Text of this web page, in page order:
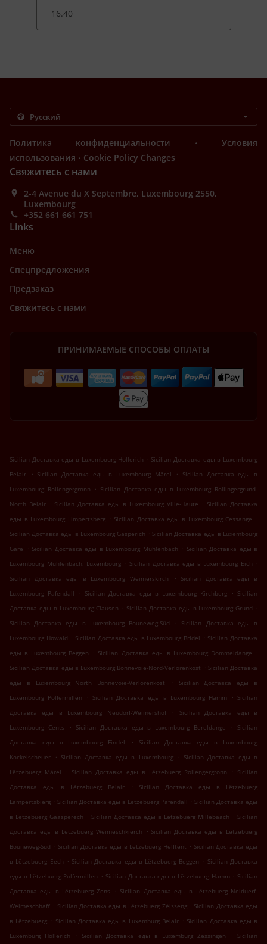
16.40
Политика конфиденциальности .
Условия
использования . Cookie Policy Changes
Свяжитесь с нами
2-4 Avenue du X Septembre, Luxembourg 2550,
Luxembourg
+352 661 661 751
Links
Меню
Спецпредложения
Предзаказ
Свяжитесь с нами
ПРИНИМАЕМЫЕ СПОСОБЫ ОПЛАТЫ
Sicilian Доставка еды в Luxembourg Hollerich . Sicilian Доставка еды в Luxembourg
Belair
. Sicilian Доставка еды в Luxembourg Märel .
Sicilian Доставка еды в
Luxembourg Rollengergronn
. Sicilian Доставка еды в Luxembourg Rollingergrund-
North Belair . Sicilian Доставка еды в Luxembourg Ville-Haute . Sicilian Доставка
еды в Luxembourg Limpertsberg . Sicilian Доставка еды в Luxembourg Cessange
.
Sicilian Доставка еды в Luxembourg Gasperich . Sicilian Доставка еды в Luxembourg
Gare
. Sicilian Доставка еды в Luxembourg Muhlenbach . Sicilian Доставка еды в
Luxembourg Muhlenbach, Luxembourg . Sicilian Доставка еды в Luxembourg Eich .
Sicilian Доставка еды в Luxembourg Weimerskirch
.
Sicilian Доставка еды в
Luxembourg Pafendall
. Sicilian Доставка еды в Luxembourg Kirchberg . Sicilian
Доставка еды в Luxembourg Clausen . Sicilian Доставка еды в Luxembourg Grund .
Sicilian Доставка еды в Luxembourg Bouneweg-Süd
.
Sicilian Доставка еды в
Luxembourg Howald . Sicilian Доставка еды в Luxembourg Bridel . Sicilian Доставка
еды в Luxembourg Beggen
. Sicilian Доставка еды в Luxembourg Dommeldange
.
Sicilian Доставка еды в Luxembourg Bonnevoie-Nord-Verlorenkost . Sicilian Доставка
еды в Luxembourg North Bonnevoie-Verlorenkost
.
Sicilian Доставка еды в
Luxembourg Polfermillen
. Sicilian Доставка еды в Luxembourg Hamm . Sicilian
Доставка еды в Luxembourg Neudorf-Weimershof
.
Sicilian Доставка еды в
Luxembourg Cents
. Sicilian Доставка еды в Luxembourg Bereldange .
Sicilian
Доставка еды в Luxembourg Findel
.
Sicilian Доставка еды в Luxembourg
Kockelscheuer
. Sicilian Доставка еды в Luxembourg . Sicilian Доставка еды в
Lëtzebuerg Märel
. Sicilian Доставка еды в Lëtzebuerg Rollengergronn . Sicilian
Доставка еды в Lëtzebuerg Belair
.
Sicilian Доставка еды в Lëtzebuerg
Lampertsbierg . Sicilian Доставка еды в Lëtzebuerg Pafendall . Sicilian Доставка еды
в Lëtzebuerg Gaasperech . Sicilian Доставка еды в Lëtzebuerg Millebaach . Sicilian
Доставка еды в Lëtzebuerg Weimeschkierch
. Sicilian Доставка еды в Lëtzebuerg
Bouneweg-Süd . Sicilian Доставка еды в Lëtzebuerg Helftent . Sicilian Доставка еды
в Lëtzebuerg Eech . Sicilian Доставка еды в Lëtzebuerg Beggen . Sicilian Доставка
еды в Lëtzebuerg Polfermillen . Sicilian Доставка еды в Lëtzebuerg Hamm . Sicilian
Доставка еды в Lëtzebuerg Zens
. Sicilian Доставка еды в Lëtzebuerg Neiduerf-
Weimeschhaff . Sicilian Доставка еды в Lëtzebuerg Zéisseng . Sicilian Доставка еды
в Lëtzebuerg . Sicilian Доставка еды в Luxemburg Belair . Sicilian Доставка еды в
Luxemburg Hollerich
. Sicilian Доставка еды в Luxemburg Zessingen .
Sicilian